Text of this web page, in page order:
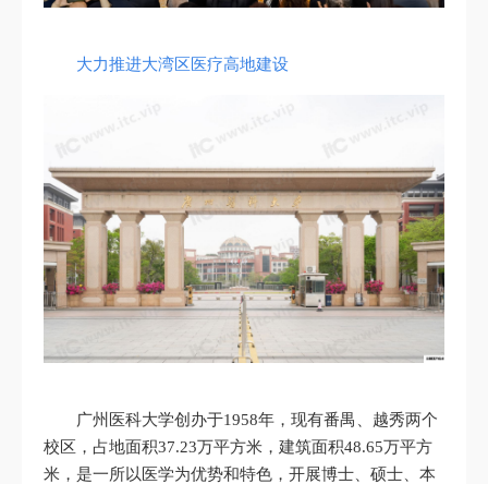
大力推进大湾区医疗高地建设
广州医科大学创办于1958年，现有番禺、越秀两个
校区，占地面积37.23万平方米，建筑面积48.65万平方
米，是一所以医学为优势和特色，开展博士、硕士、本